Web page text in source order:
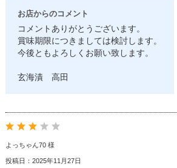
お店からのコメント
コメントありがとうございます。
賞味期限につきましては検討します。
今後ともよろしくお願い致します。
玄海漬 高田
よっちゃん70 様
投稿日：2025年11月27日